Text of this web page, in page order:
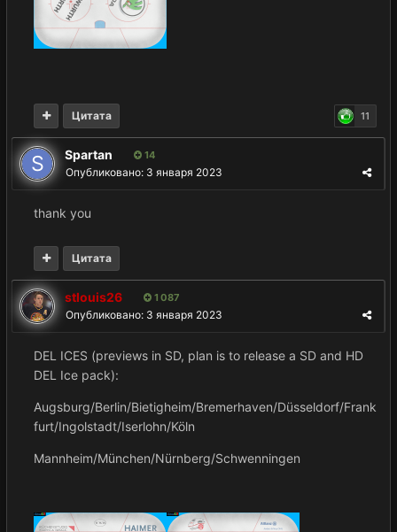
11
Цитата
Spartan 14
Опубликовано: 3 января 2023
thank you
Цитата
stlouis26 1 087
Опубликовано: 3 января 2023
DEL ICES (previews in SD, plan is to release a SD and HD
DEL Ice pack):
Augsburg/Berlin/Bietigheim/Bremerhaven/Düsseldorf/Frank
furt/Ingolstadt/Iserlohn/Köln
Mannheim/München/Nürnberg/Schwenningen